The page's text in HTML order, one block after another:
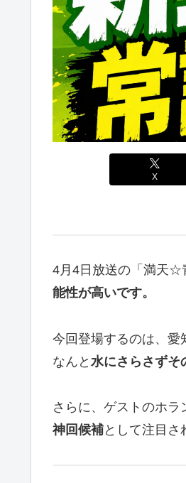
X
4月4日放送の「満天☆
能性が高いです。
今回登場するのは、愛
なんと 水にさらさずそ
さらに、ゲストのホラ
神回候補として注目さ